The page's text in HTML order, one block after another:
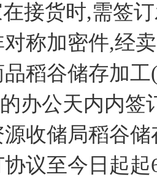
接货时,需签
称加密件,经
稻谷储存加
办公天内内
收储局稻谷
议至今日起